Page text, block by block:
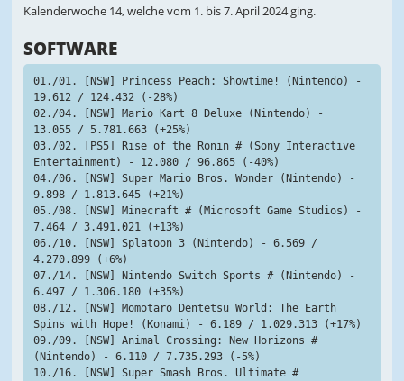
Kalenderwoche 14, welche vom 1. bis 7. April 2024 ging.
SOFTWARE
01./01. [NSW] Princess Peach: Showtime! (Nintendo) -
19.612 / 124.432 (-28%)
02./04. [NSW] Mario Kart 8 Deluxe (Nintendo) -
13.055 / 5.781.663 (+25%)
03./02. [PS5] Rise of the Ronin # (Sony Interactive
Entertainment) - 12.080 / 96.865 (-40%)
04./06. [NSW] Super Mario Bros. Wonder (Nintendo) -
9.898 / 1.813.645 (+21%)
05./08. [NSW] Minecraft # (Microsoft Game Studios) -
7.464 / 3.491.021 (+13%)
06./10. [NSW] Splatoon 3 (Nintendo) - 6.569 /
4.270.899 (+6%)
07./14. [NSW] Nintendo Switch Sports # (Nintendo) -
6.497 / 1.306.180 (+35%)
08./12. [NSW] Momotaro Dentetsu World: The Earth
Spins with Hope! (Konami) - 6.189 / 1.029.313 (+17%)
09./09. [NSW] Animal Crossing: New Horizons #
(Nintendo) - 6.110 / 7.735.293 (-5%)
10./16. [NSW] Super Smash Bros. Ultimate #